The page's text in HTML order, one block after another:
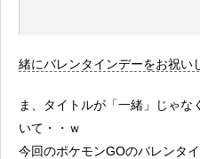
緒にバレンタインデーをお祝い
ま、タイトルが「一緒」じゃ
いて・・ｗ
今回のポケモンGOのバレンタ